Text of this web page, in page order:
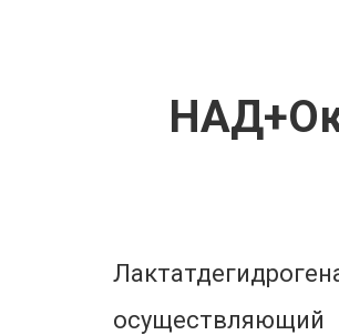
осуществляющий